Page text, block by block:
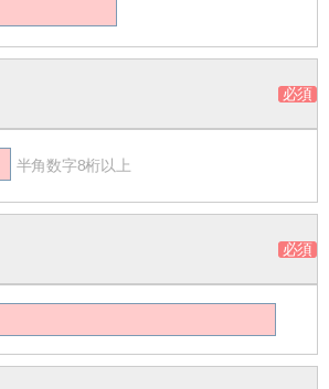
半角数字8桁以上